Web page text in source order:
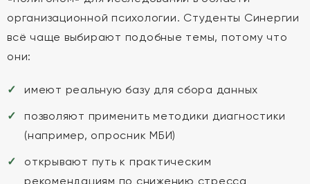
организационной психологии. Студенты Синергии
всё чаще выбирают подобные темы, потому что
они:
имеют реальную базу для сбора данных
позволяют применить методики диагностики
(например, опросник МБИ)
открывают путь к практическим
рекомендациям по снижению стресса